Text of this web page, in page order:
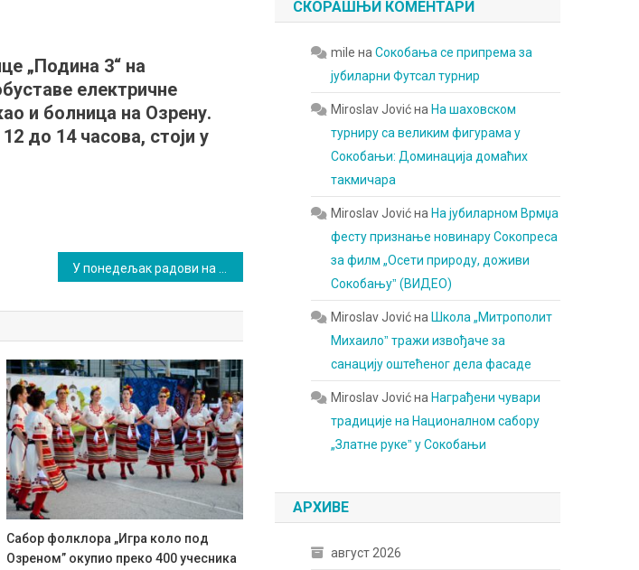
„Подина 3“ на
електричне
и болница на Озрену.
до 14 часова, стоји у
Сабор фолклора „Игра коло под
Озреном” окупио преко 400 учесника
СКОРАШЊИ КОМЕНТАРИ
mile наСокобања се припрема за
јубиларни Футсал турнир
Miroslav Jovićна На шаховском
турниру са великим фигурама у
Сокобањи: Доминација домаћих
такмичара
Miroslav Jovićна На јубиларном Врмџа
фесту признање новинару Сокопреса
за филм „Осети природу, доживи
Сокобањуˮ (ВИДЕО)
Miroslav Jovićна Школа „Митрополит
Михаилоˮ тражи извођаче за
санацију оштећеног дела фасаде
Miroslav Jovićна Награђени чувари
традиције на Националном сабору
„Златне рукеˮ у Сокобањи
АРХИВЕ
август 2026